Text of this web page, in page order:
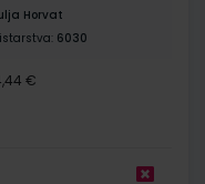
Horvat
6030
€